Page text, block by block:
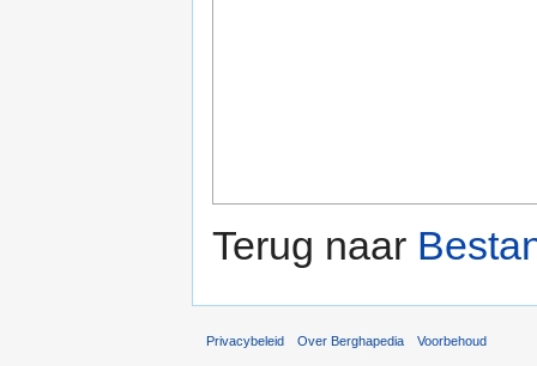
Terug naar
Privacybeleid Over Berghapedia Voorbehoud